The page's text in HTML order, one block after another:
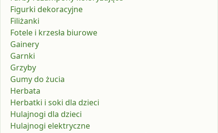
Figurki dekoracyjne
Filiżanki
Fotele i krzesła biurowe
Gainery
Garnki
Grzyby
Gumy do żucia
Herbata
Herbatki i soki dla dzieci
Hulajnogi dla dzieci
Hulajnogi elektryczne